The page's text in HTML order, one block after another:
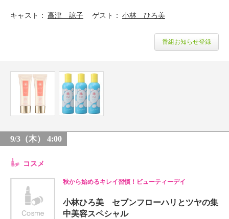
キャスト 高津 諒子 ゲスト 小林 ひろ美
番組お知らせ登録
9/3（木） 4:00
コスメ
秋から始めるキレイ習慣！ビューティーデイ
小林ひろ美 セブンフローハリとツヤの集
中美容スペシャル